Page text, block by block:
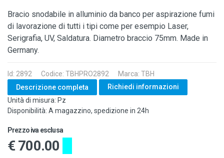
Bracio snodabile in alluminio da banco per aspirazione fumi
di lavorazione di tutti i tipi come per esempio Laser,
Serigrafia, UV, Saldatura. Diametro braccio 75mm. Made in
Germany.
Id: 2892 Codice: TBHPRO2892
Marca: TBH
Descrizione completa
Richiedi informazioni
Unità di misura: Pz
Disponibilità: A magazzino, spedizione in 24h
Prezzo iva esclusa
€ 700.00